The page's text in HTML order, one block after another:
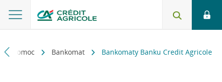
i pomoc Bankomat Bankomaty Banku Credit Agricole